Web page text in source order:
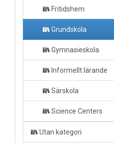
Fritidshem
Grundskola
Gymnasieskola
Informellt lärande
Särskola
Science Centers
Utan kategori